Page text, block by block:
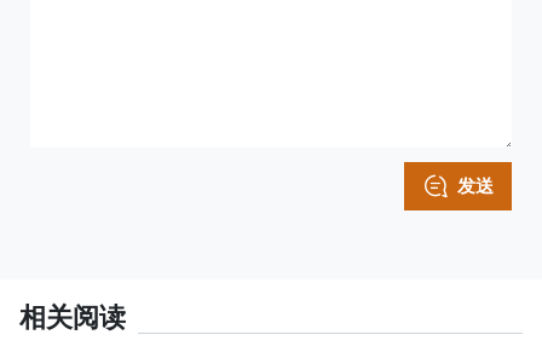
发送
相关阅读